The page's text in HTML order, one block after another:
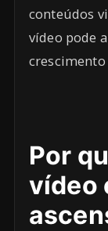
conteúdos
vídeo pode
Por
vídeo